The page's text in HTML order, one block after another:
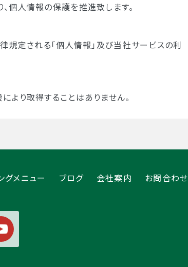
個人情報の保護を推進致します。
規定される「個人情報」及び当社サービスの利
より取得することはありません。
に関する情報の通知
（日本国外にあるも者を含みます。）に個人
グメニュー ブログ 会社案内 お問合わせ